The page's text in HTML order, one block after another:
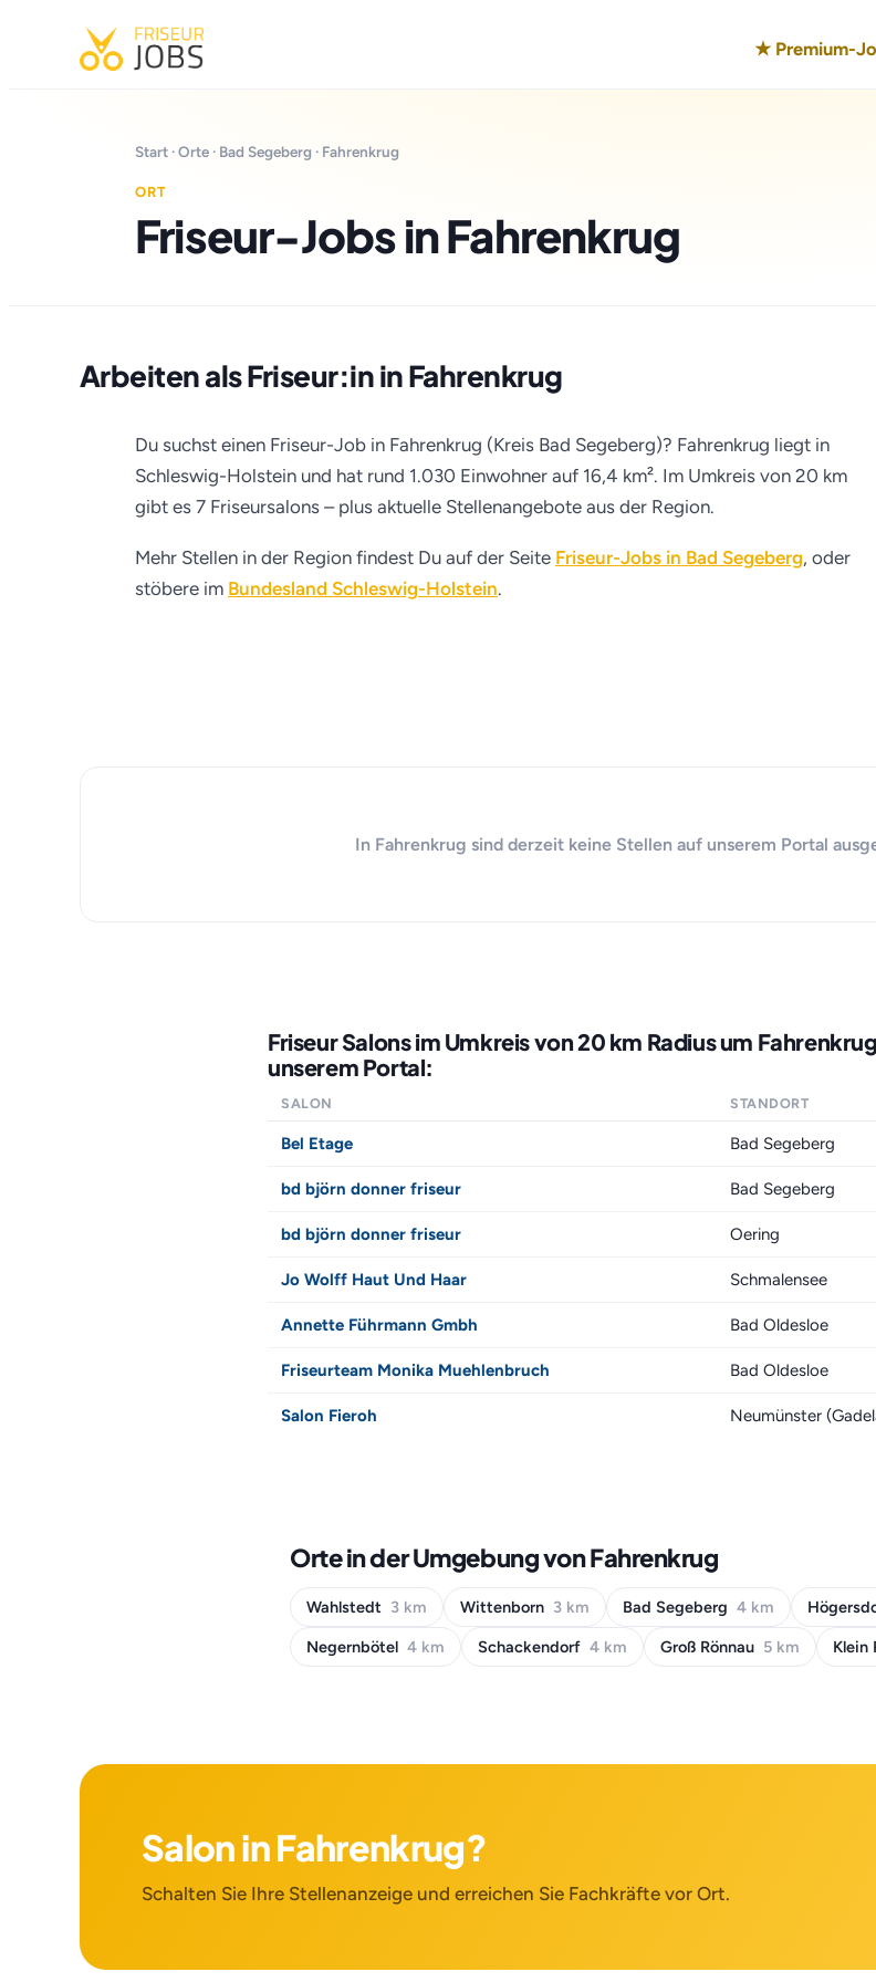
★ Premium-
Start ·Orte · Bad Segeberg · Fahrenkrug
ORT
Friseur-Jobs in Fahrenkrug
Arbeiten als Friseur:in in Fahrenkrug
Du suchst einen Friseur-Job in Fahrenkrug (Kreis Bad Segeberg)? Fahrenkrug liegt in
Schleswig-Holstein und hat rund 1.030 Einwohner auf 16,4 km². Im Umkreis von 20 km
gibt es 7 Friseursalons – plus aktuelle Stellenangebote aus der Region.
Mehr Stellen in der Region findest Du auf der Seite Friseur-Jobs in Bad Segeberg, oder
stöbere im Bundesland Schleswig-Holstein.
In Fahrenkrug sind derzeit keine Stellen auf unserem Portal
Friseur Salons im Umkreis von 20 km Radius um
unserem Portal:
SALON STANDORT
Bel Etage Bad Segeberg
bd björn donner friseur Bad Segeberg
bd björn donner friseur Oering
Jo Wolff Haut Und Haar Schmalensee
Annette Führmann Gmbh Bad Oldesloe
Friseurteam Monika Muehlenbruch Bad Oldesloe
Salon Fieroh Neumünster
Orte in der Umgebung von Fahrenkrug
Wahlstedt 3 km Wittenborn 3 km Bad Segeberg 4 km
Negernbötel 4 km Schackendorf 4 km Groß Rönnau 5 km Klein
Salon in Fahrenkrug?
Schalten Sie Ihre Stellenanzeige und erreichen Sie Fachkräfte vor Ort.